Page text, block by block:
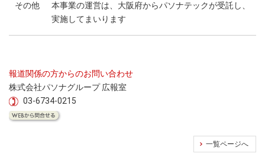
その他
本事業の運営は、大阪府からパソナテックが受託し、
実施してまいります
報道関係の方からのお問い合わせ
株式会社パソナグループ 広報室
03-6734-0215
一覧ページへ